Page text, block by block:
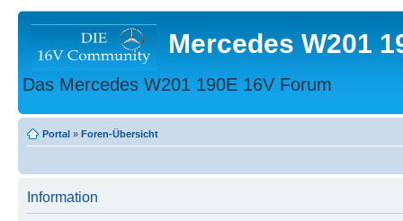
Mercedes W201
Das Mercedes W201 190E 16V Forum
Portal » Foren-Übersicht
Information